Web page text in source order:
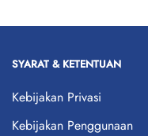
SYARAT & KETENTUAN
Kebijakan Privasi
Kebijakan Penggunaan